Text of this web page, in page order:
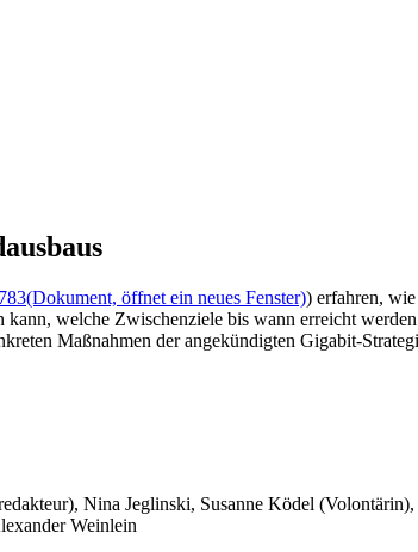
(Dokument, öffnet ein neues Fenster)) erfahren,
welche Zwischenziele bis wann erreicht
Maßnahmen der angekündigten Gigabit-
Nina Jeglinski, Susanne Ködel (Volontärin),
Weinlein